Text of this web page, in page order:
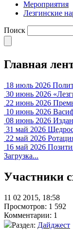
Мероприятия
Лезгинские
Поиск
Главная
18 июль 2026
30 июнь 2026
22 июнь 2026
10 июнь 2026
08 июнь 2026
31 май 2026
22 май 2026
16 май 2026
Загрузка...
Участники
11 02 2015, 18:58
Просмотров: 1 592
Комментарии: 1
Раздел: Дайджест